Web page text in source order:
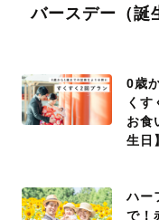
バースデー（誕
0歳
くす
お食
生日】
ハー
で！